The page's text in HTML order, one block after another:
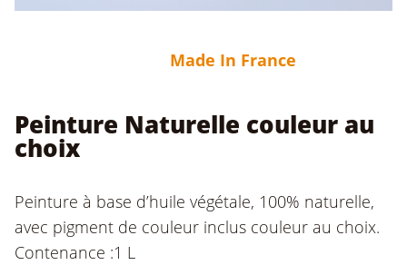
Made In France
Peinture Naturelle couleur au
choix
Peinture à base d’huile végétale, 100% naturelle,
avec pigment de couleur inclus couleur au choix.
Contenance :1 L